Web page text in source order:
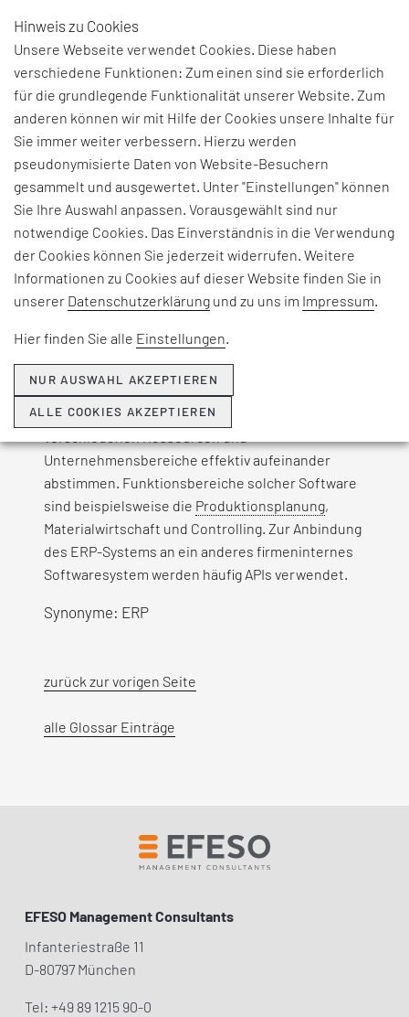
BEGRIFFSERKLÄRUNG:
ENTERPRISE
RESOURCE PLANNING
bezeichnet die bedarfsgerechte, zeitliche Planung
und Steuerung von unternehmensinternen
Ressourcen wie Personal, Material, Kapital,
ein effizienter Wertschöpfungsprozess und eine
optimale Steuerung sämtlicher betrieblicher
Abläufe. Zum Einsatz kommen dabei in der Regel
sogenannte ERP-Systeme, welche die
Unternehmensbereiche effektiv aufeinander
abstimmen. Funktionsbereiche solcher Software
sind beispielsweise die Produktionsplanung,
Materialwirtschaft und Controlling. Zur Anbindung
des ERP-Systems an ein anderes firmeninternes
Softwaresystem werden häufig APIs verwendet.
Synonyme: ERP
zurück zur vorigen Seite
alle Glossar Einträge
EFESO Management Consultants
Infanteriestraße 11
D-80797 München
Tel: +49 89 1215 90-0
Hinweis zu Cookies
Unsere Webseite verwendet Cookies. Diese haben
verschiedene Funktionen: Zum einen sind sie erforderlich
für die grundlegende Funktionalität unserer Website. Zum
anderen können wir mit Hilfe der Cookies unsere Inhalte für
Sie immer weiter verbessern. Hierzu werden
pseudonymisierte Daten von Website-Besuchern
gesammelt und ausgewertet. Unter "Einstellungen" können
Sie Ihre Auswahl anpassen. Vorausgewählt sind nur
notwendige Cookies. Das Einverständnis in die Verwendung
der Cookies können Sie jederzeit widerrufen. Weitere
Informationen zu Cookies auf dieser Website finden Sie in
unserer Datenschutzerklärung und zu uns im Impressum.
Hier finden Sie alle Einstellungen.
NUR AUSWAHL AKZEPTIEREN
ALLE COOKIES AKZEPTIEREN